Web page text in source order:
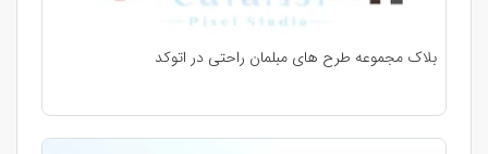
بلاک مجموعه طرح های مبلمان راحتی در اتوکد